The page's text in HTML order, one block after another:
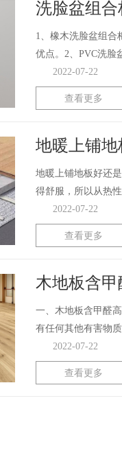
洗脸盆组
1、橡木洗脸盆组合
优点。2、PVC洗
2022-07-22
查看更多
地暖上铺
地暖上铺地板好还
得舒服，所以从热
2022-07-22
查看更多
木地板含
一、木地板含甲醛
有任何其他有害物
2022-07-22
查看更多